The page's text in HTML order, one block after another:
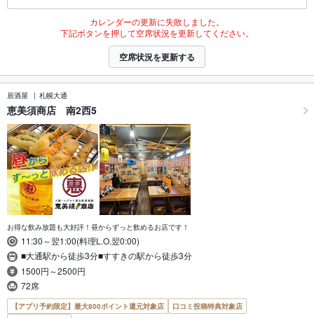
カレンダーの更新に失敗しました。
下記ボタンを押して空席状況を更新してください。
空席状況を更新する
居酒屋 札幌大通
恵美須商店 南2西5
お得な飲み放題も大好評！昼からずっと飲めるお店です！
11:30～翌1:00(料理L.O.翌0:00)
■大通駅から徒歩3分■すすきの駅から徒歩3分
1500円～2500円
72席
【アプリ予約限定】最大800ポイント還元対象店
口コミ投稿特典対象店